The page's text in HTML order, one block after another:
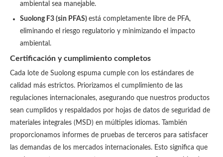
ambiental sea manejable.
Suolong F3 (sin PFAS) está completamente libre de PFA,
eliminando el riesgo regulatorio y minimizando el impacto
ambiental.
Certificación y cumplimiento completos
Cada lote de Suolong espuma cumple con los estándares de
calidad más estrictos. Priorizamos el cumplimiento de las
regulaciones internacionales, asegurando que nuestros productos
sean cumplidos y respaldados por hojas de datos de seguridad de
materiales integrales (MSD) en múltiples idiomas. También
proporcionamos informes de pruebas de terceros para satisfacer
las demandas de los mercados internacionales. Esto significa que